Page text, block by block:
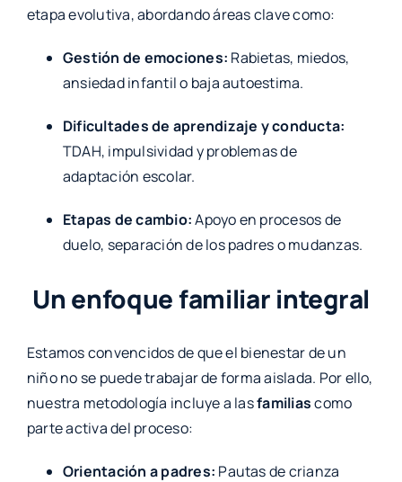
etapa evolutiva, abordando áreas clave como:
Gestión de emociones: Rabietas, miedos,
ansiedad infantil o baja autoestima.
Dificultades de aprendizaje y conducta:
TDAH, impulsividad y problemas de
adaptación escolar.
Etapas de cambio:Apoyo en procesos de
duelo, separación de los padres o mudanzas.
Un enfoque familiar integral
Estamos convencidos de que el bienestar de un
niño no se puede trabajar de forma aislada. Por ello,
nuestra metodología incluye a lasfamiliascomo
parte activa del proceso:
Orientación a padres: Pautas de crianza